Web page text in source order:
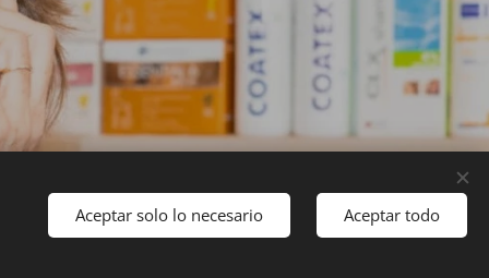
Català
Aceptar solo lo necesario Aceptar todo